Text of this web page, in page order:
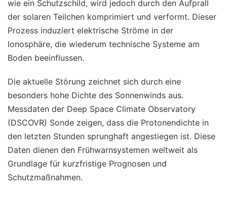
wie ein Schutzschild, wird jedoch durch den Aufprall
der solaren Teilchen komprimiert und verformt. Dieser
Prozess induziert elektrische Ströme in der
Ionosphäre, die wiederum technische Systeme am
Boden beeinflussen.
Die aktuelle Störung zeichnet sich durch eine
besonders hohe Dichte des Sonnenwinds aus.
Messdaten der Deep Space Climate Observatory
(DSCOVR) Sonde zeigen, dass die Protonendichte in
den letzten Stunden sprunghaft angestiegen ist. Diese
Daten dienen den Frühwarnsystemen weltweit als
Grundlage für kurzfristige Prognosen und
Schutzmaßnahmen.